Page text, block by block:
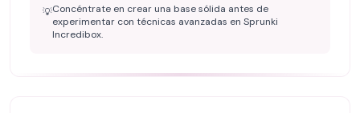
💡Concéntrate en crear una base sólida antes de
experimentar con técnicas avanzadas en Sprunki
Incredibox.